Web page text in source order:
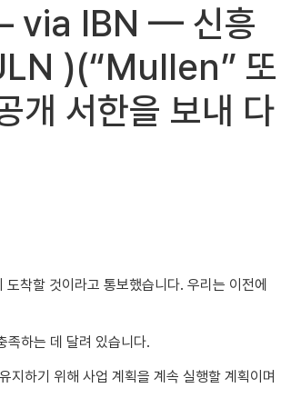
via IBN — 신흥
)(“Mullen” 또
개 서한을 보내 다
착할 것이라고 통보했습니다. 우리는 이전에
하는 데 달려 있습니다.
하기 위해 사업 계획을 계속 실행할 계획이며